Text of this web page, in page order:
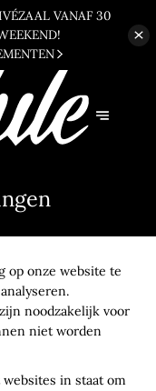
VANAF 30
op onze website te
noodzakelijk voor
niet worden
in staat om